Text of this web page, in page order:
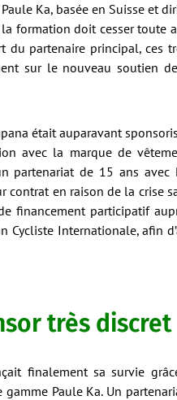
Ka, basée en Suisse et
formation doit cesser toute
du partenaire principal, ces
sur le nouveau soutien
était auparavant
avec la marque de
partenariat de 15 ans
en raison de la crise
financement participatif
Cycliste Internationale, afin
très discret
finalement sa survie
Paule Ka. Un